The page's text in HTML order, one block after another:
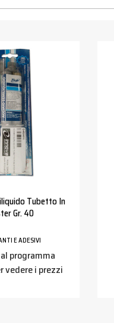
Tubetto In
Gr. 40
E ADESIVI
programma
vedere i prezzi